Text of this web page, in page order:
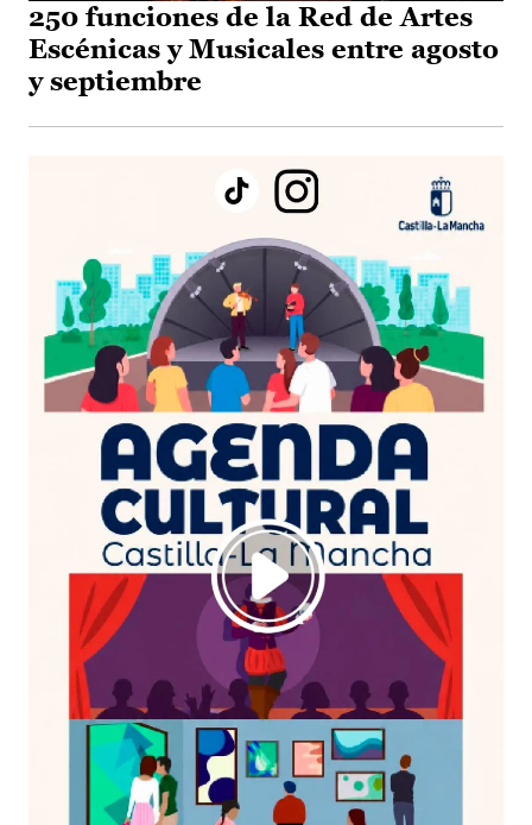
250 funciones de la Red de Artes
Escénicas y Musicales entre agosto
y septiembre